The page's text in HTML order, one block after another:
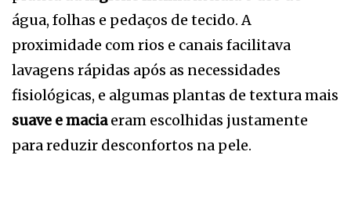
água, folhas e pedaços de tecido. A
proximidade com rios e canais facilitava
lavagens rápidas após as necessidades
fisiológicas, e algumas plantas de textura mais
suave e maciaeram escolhidas justamente
para reduzir desconfortos na pele.